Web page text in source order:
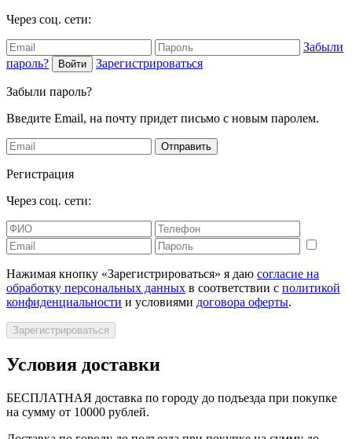
Через соц. сети:
Забыли
пароль?
Войти Зарегистрироваться
Забыли пароль?
Введите Email, на почту придет письмо с новым паролем.
Отправить
Регистрация
Через соц. сети:
Нажимая кнопку «Зарегистрироваться» я даю согласие на
обработку персональных данных в соответствии с политикой
конфиденциальности и условиями договора оферты.
Зарегистрироваться
Условия доставки
БЕСПЛАТНАЯ доставка по городу до подъезда при покупке
на сумму от 10000 рублей.